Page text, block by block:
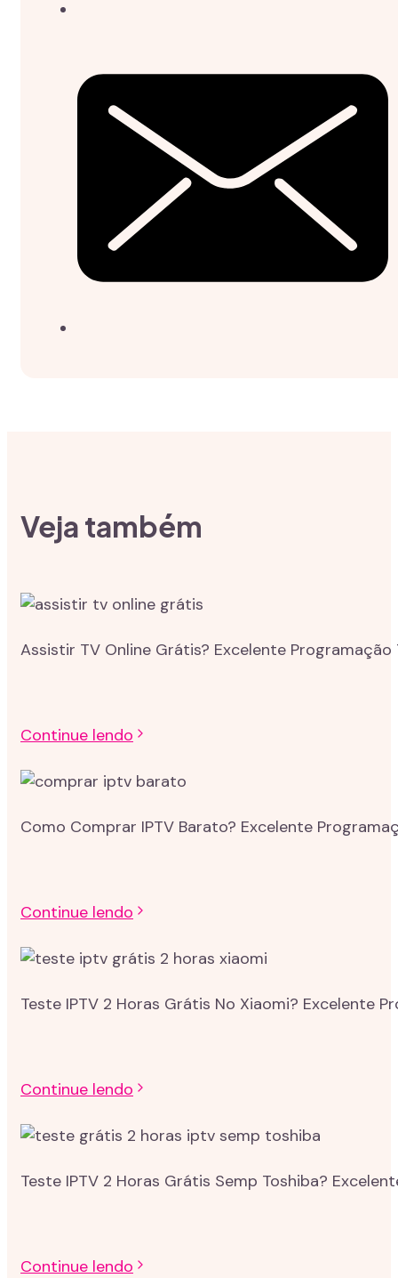
Veja também
Assistir TV Online Grátis? Excelente Programação
Continue lendo
Como Comprar IPTV Barato? Excelente
Continue lendo
Teste IPTV 2 Horas Grátis No Xiaomi? Excelente
Continue lendo
Teste IPTV 2 Horas Grátis Semp Toshiba?
Continue lendo